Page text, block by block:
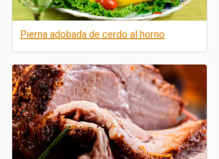
Pierna adobada de cerdo al horno